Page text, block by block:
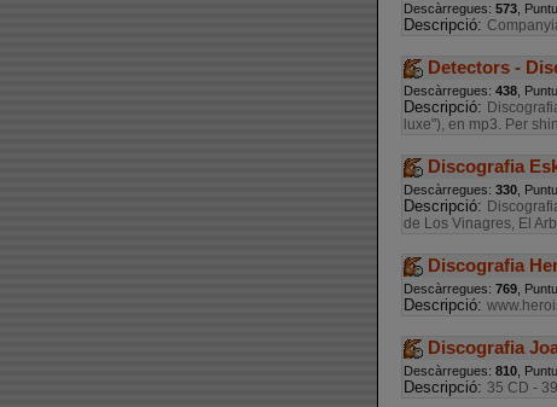
Descàrregues: 573,
Descripció:
Detectors -
Descàrregues: 438,
Descripció:
luxe"), en mp3. Per
Discografia
Descàrregues: 330,
Descripció:
de Los Vinagres, El
Discografia
Descàrregues: 769,
Descripció:
Discografia
Descàrregues: 810,
Descripció: 35 CD -